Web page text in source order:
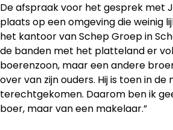
De afspraak voor het gesprek met
plaats op een omgeving die weinig
het kantoor van Schep Groep in
de banden met het platteland er
boerenzoon, maar een andere
over van zijn ouders. Hij is toen in de
terechtgekomen. Daarom ben ik
boer, maar van een makelaar.”